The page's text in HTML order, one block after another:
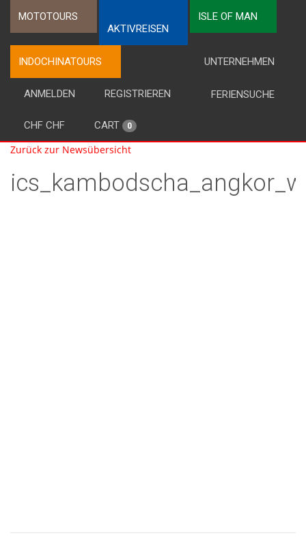
MOTOTOURS
AKTIVREISEN
ISLE OF MAN
INDOCHINATOURS UNTERNEHMEN
FERIENSUCHE
ANMELDEN REGISTRIEREN
CHF CHF CART 0
Zurück zur Newsübersicht